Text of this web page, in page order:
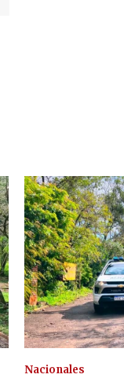
Nacionales